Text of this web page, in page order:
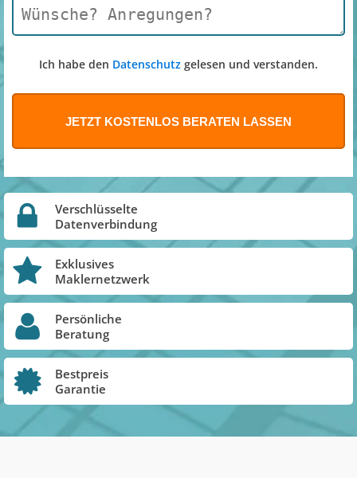
Ich habe den Datenschutz gelesen und verstanden.
Verschlüsselte
Datenverbindung
Exklusives
Maklernetzwerk
Persönliche
Beratung
Bestpreis
Garantie